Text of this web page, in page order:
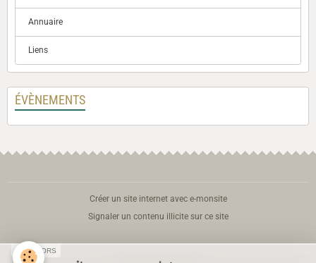
Annuaire
Liens
ÉVÈNEMENTS
Créer un site internet avec e-monsite
Signaler un contenu illicite sur ce site
SPONSORS